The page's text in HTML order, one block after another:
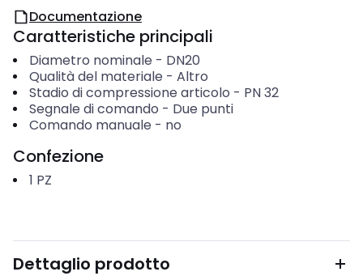
Documentazione
Caratteristiche principali
Diametro nominale - DN20
Qualità del materiale - Altro
Stadio di compressione articolo - PN 32
Segnale di comando - Due punti
Comando manuale - no
Confezione
1 PZ
Dettaglio prodotto